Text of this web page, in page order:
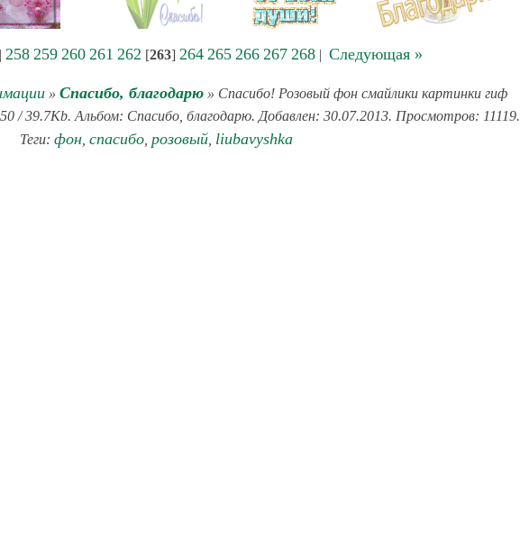
258 259 260 261 262 [263] 264 265 266 267 268| Следующая »
» Спасибо, благодарю » Спасибо! Розовый фон смайлики картинки гиф
/ 39.7Kb. Альбом: Спасибо, благодарю. Добавлен: 30.07.2013. Просмотров: 11119.
Теги: фон, спасибо, розовый, liubavyshka